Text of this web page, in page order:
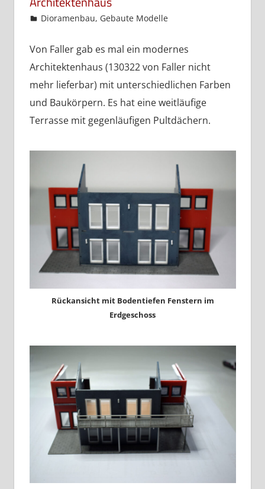
admin
Dioramenbau, Gebaute Modelle
Von Faller gab es mal ein modernes
Architektenhaus (130322 von Faller nicht
mehr lieferbar) mit unterschiedlichen Farben
und Baukörpern. Es hat eine weitläufige
Terrasse mit gegenläufigen Pultdächern.
Rückansicht mit Bodentiefen Fenstern im
Erdgeschoss